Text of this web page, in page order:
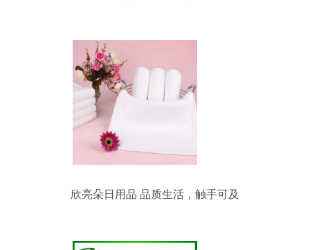
欣亮朵日用品 品质生活，触手可及